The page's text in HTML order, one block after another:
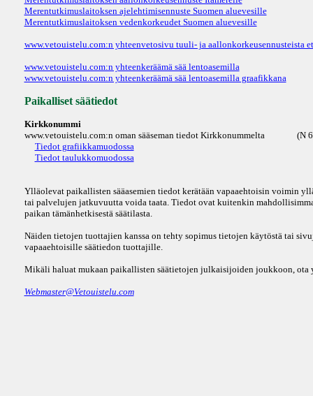
Merentutkimuslaitoksen ajelehtimisennuste Suomen aluevesille
Merentutkimuslaitoksen vedenkorkeudet Suomen aluevesille
www.vetouistelu.com:n yhteenvetosivu tuuli- ja aallonkorkeusennusteista
www.vetouistelu.com:n yhteenkeräämä sää lentoasemilla
www.vetouistelu.com:n yhteenkeräämä sää lentoasemilla graafikkana
Paikalliset säätiedot
Kirkkonummi
www.vetouistelu.com:n oman sääseman tiedot Kirkkonummelta
(N
Tiedot grafiikkamuodossa
Tiedot taulukkomuodossa
Ylläolevat paikallisten sääasemien tiedot kerätään vapaaehtoisin voimin
tai palvelujen jatkuvuutta voida taata. Tiedot ovat kuitenkin
paikan tämänhetkisestä säätilasta.
Näiden tietojen tuottajien kanssa on tehty sopimus tietojen käytöstä tai
vapaaehtoisille säätiedon tuottajille.
Mikäli haluat mukaan paikallisten säätietojen julkaisijoiden joukkoon, ota
Webmaster@Vetouistelu.com